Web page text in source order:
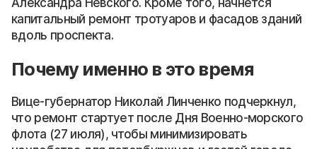
капитальный ремонт тротуаров и фасадов зданий
вдоль проспекта.
Почему именно в это время
Вице-губернатор Николай Линченко подчеркнул,
что ремонт стартует после Дня Военно-морского
флота (27 июля), чтобы минимизировать